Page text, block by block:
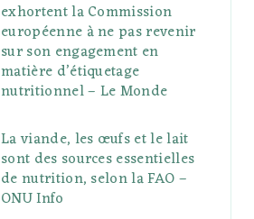
exhortent la Commission
européenne à ne pas revenir
sur son engagement en
matière d’étiquetage
nutritionnel – Le Monde
La viande, les œufs et le lait
sont des sources essentielles
de nutrition, selon la FAO –
ONU Info